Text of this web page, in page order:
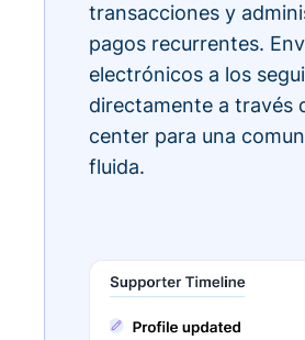
transacciones y
pagos recurrentes.
electrónicos a los
directamente a través
center para una
fluida.